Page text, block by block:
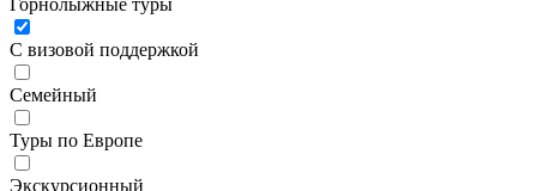
С визовой поддержкой
Семейный
Туры по Европе
Экскурсионный